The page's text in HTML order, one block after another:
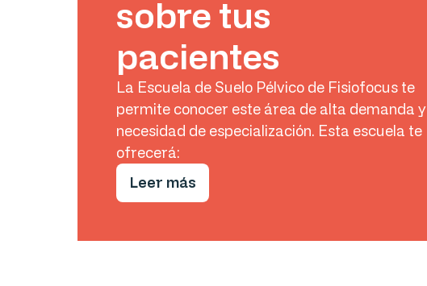
sobre tus
pacientes
La Escuela de Suelo Pélvico de Fisiofocus te
permite conocer este área de alta demanda y
necesidad de especialización. Esta escuela te
ofrecerá:
Leer más